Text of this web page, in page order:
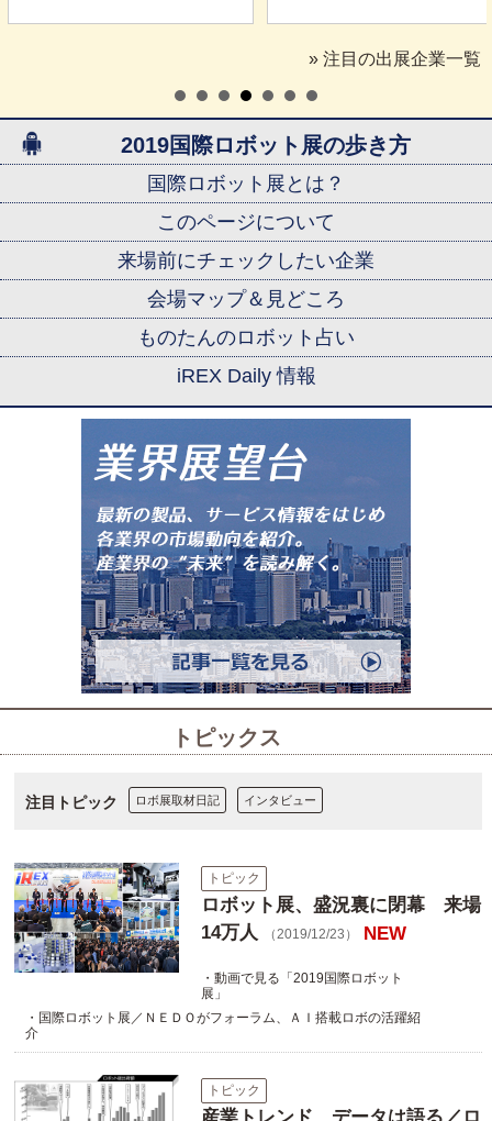
» 注目の出展企業一覧
2019国際ロボット展の歩き方
国際ロボット展とは？
このページについて
来場前にチェックしたい企業
会場マップ＆見どころ
ものたんのロボット占い
iREX Daily 情報
トピックス
注目トピック ロボ展取材日記 インタビュー
トピック
ロボット展、盛況裏に閉幕 来場
14万人
（2019/12/23） NEW
・動画で見る「2019国際ロボット
展」
・国際ロボット展／ＮＥＤＯがフォーラム、ＡＩ搭載ロボの活躍紹
介
トピック